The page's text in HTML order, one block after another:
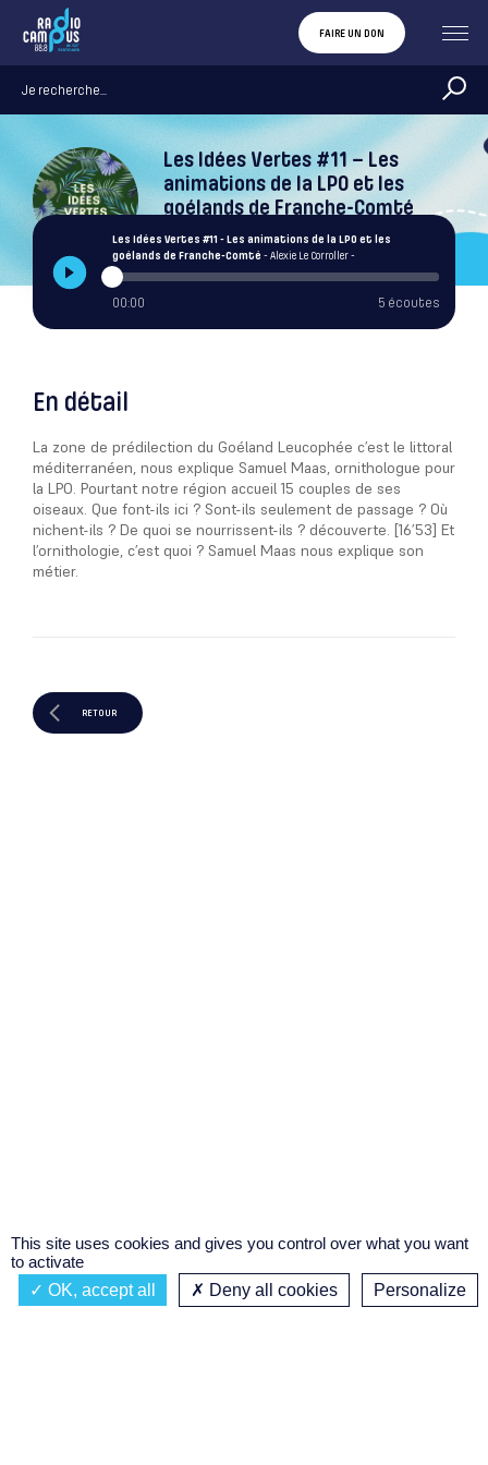
FAIRE UN DON
Émission à l'antenne
Les Idées Vertes #11 – Les
animations de la LPO et les
goélands de Franche-Comté
Les Idées Vertes #11 - Les animations de la LPO et les
goélands de Franche-Comté - Alexie Le Corroller -
00:00 5 écoutes
En détail
La zone de prédilection du Goéland Leucophée c’est le littoral
méditerranéen, nous explique Samuel Maas, ornithologue pour
la LPO. Pourtant notre région accueil 15 couples de ses
oiseaux. Que font-ils ici ? Sont-ils seulement de passage ? Où
nichent-ils ? De quoi se nourrissent-ils ? découverte. [16’53] Et
l’ornithologie, c’est quoi ? Samuel Maas nous explique son
métier.
RETOUR
Actualités À propos
This site uses cookies and gives you control over what you want
to activate
OK, accept all
Deny all cookies
Personalize